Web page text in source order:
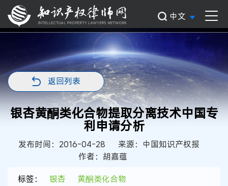
中文
返回列表
银杏黄酮类化合物提取分离技术中国专
利申请分析
发布时间：2016-04-28
来源：中国知识产权报
作者：胡嘉蕴
标签：
银杏 黄酮类化合物